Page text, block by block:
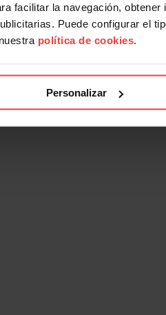
facilitar la navegación,
Puede configurar el
política de cookies.
Personalizar